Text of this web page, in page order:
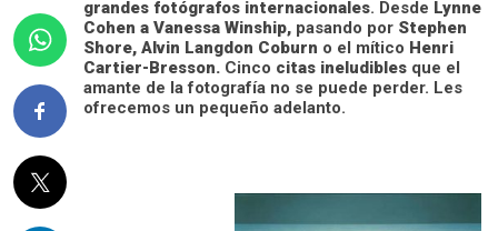
grandes fotógrafos internacionales. Desde Lynne
Cohen a Vanessa Winship, pasando por Stephen
Shore, Alvin Langdon Coburn o el mítico Henri
Cartier-Bresson. Cinco citas ineludibles que el
amante de la fotografía no se puede perder. Les
ofrecemos un pequeño adelanto.